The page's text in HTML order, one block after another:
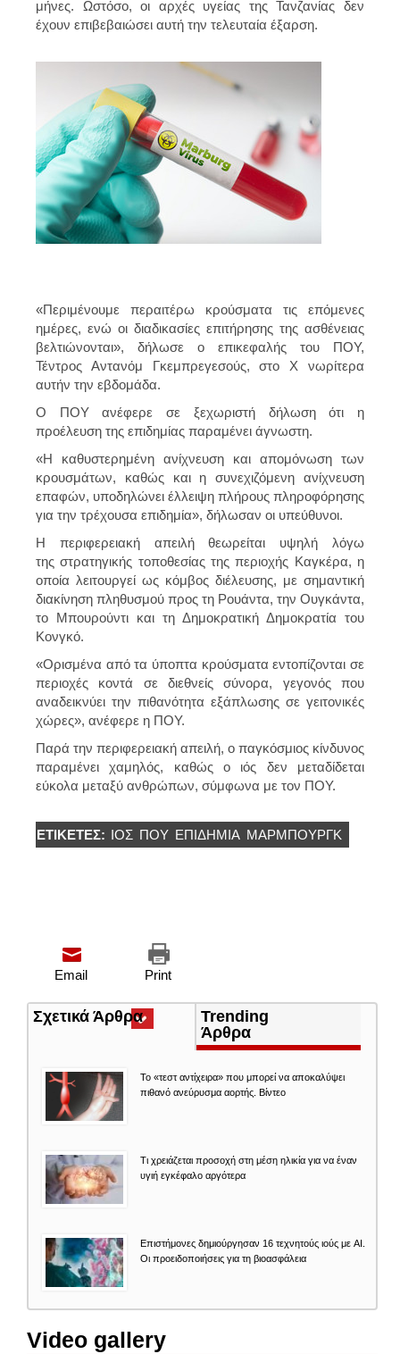
μήνες. Ωστόσο, οι αρχές υγείας της Τανζανίας δεν
έχουν επιβεβαιώσει αυτή την τελευταία έξαρση.
«Περιμένουμε περαιτέρω κρούσματα τις επόμενες
ημέρες, ενώ οι διαδικασίες επιτήρησης της ασθένειας
βελτιώνονται», δήλωσε ο επικεφαλής του ΠΟΥ,
Τέντρος Αντανόμ Γκεμπρεγεσούς, στο X νωρίτερα
αυτήν την εβδομάδα.
Ο ΠΟΥ ανέφερε σε ξεχωριστή δήλωση ότι η
προέλευση της επιδημίας παραμένει άγνωστη.
«Η καθυστερημένη ανίχνευση και απομόνωση των
κρουσμάτων, καθώς και η συνεχιζόμενη ανίχνευση
επαφών, υποδηλώνει έλλειψη πλήρους πληροφόρησης
για την τρέχουσα επιδημία», δήλωσαν οι υπεύθυνοι.
Η περιφερειακή απειλή θεωρείται υψηλή λόγω
της στρατηγικής τοποθεσίας της περιοχής Καγκέρα, η
οποία λειτουργεί ως κόμβος διέλευσης, με σημαντική
διακίνηση πληθυσμού προς τη Ρουάντα, την Ουγκάντα,
το Μπουρούντι και τη Δημοκρατική Δημοκρατία του
Κονγκό.
«Ορισμένα από τα ύποπτα κρούσματα εντοπίζονται σε
περιοχές κοντά σε διεθνείς σύνορα, γεγονός που
αναδεικνύει την πιθανότητα εξάπλωσης σε γειτονικές
χώρες», ανέφερε η ΠΟΥ.
Παρά την περιφερειακή απειλή, ο παγκόσμιος κίνδυνος
παραμένει χαμηλός, καθώς ο ιός δεν μεταδίδεται
εύκολα μεταξύ ανθρώπων, σύμφωνα με τον ΠΟΥ.
ΕΤΙΚΈΤΕΣ: ΙΟΣ ΠΟΥ ΕΠΙΔΗΜΊΑ ΜΆΡΜΠΟΥΡΓΚ
Print
Email
Σχετικά Άρθρα(ενεργή
καρτέλα)
Trending
Άρθρα
Το «τεστ αντίχειρα» που μπορεί να αποκαλύψει
πιθανό ανεύρυσμα αορτής. Βίντεο
Τι χρειάζεται προσοχή στη μέση ηλικία για να έναν
υγιή εγκέφαλο αργότερα
Επιστήμονες δημιούργησαν 16 τεχνητούς ιούς με AI.
Οι προειδοποιήσεις για τη βιοασφάλεια
Video gallery